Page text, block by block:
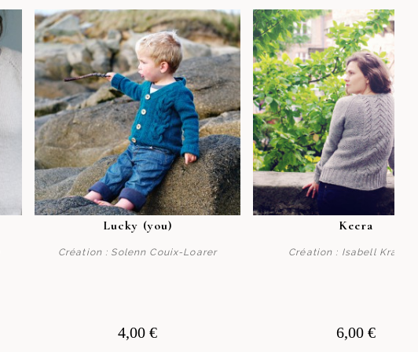
Lucky (you)
Création : Solenn Couix-Loarer
4,00 €
Keera
Création : Isabell
6,00 €